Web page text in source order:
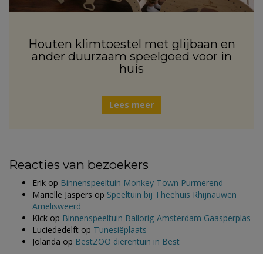
Houten klimtoestel met glijbaan en
ander duurzaam speelgoed voor in
huis
Lees meer
Reacties van bezoekers
Erik op Binnenspeeltuin Monkey Town Purmerend
Marielle Jaspers op Speeltuin bij Theehuis Rhijnauwen
Amelisweerd
Kick op Binnenspeeltuin Ballorig Amsterdam Gaasperplas
Luciededelft op Tunesiëplaats
Jolanda op BestZOO dierentuin in Best